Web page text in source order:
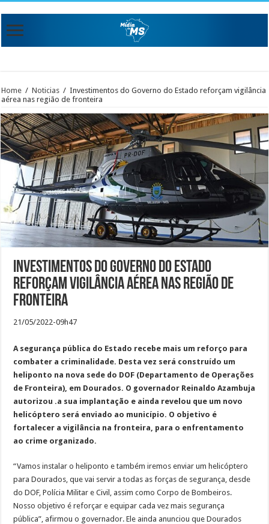
Home / Noticias / Investimentos do Governo do Estado reforçam vigilância
aérea nas região de fronteira
Investimentos do Governo do Estado
reforçam vigilância aérea nas região de
fronteira
21/05/2022-09h47
A segurança pública do Estado recebe mais um reforço para
combater a criminalidade. Desta vez será construído um
heliponto na nova sede do DOF (Departamento de Operações
de Fronteira), em Dourados. O governador Reinaldo Azambuja
autorizou .a sua implantação e ainda revelou que um novo
helicóptero será enviado ao município. O objetivo é
fortalecer a vigilância na fronteira, para o enfrentamento
ao crime organizado.
“Vamos instalar o heliponto e também iremos enviar um helicóptero
para Dourados, que vai servir a todas as forças de segurança, desde
do DOF, Polícia Militar e Civil, assim como Corpo de Bombeiros.
Nosso objetivo é reforçar e equipar cada vez mais segurança
pública”, afirmou o governador. Ele ainda anunciou que Dourados